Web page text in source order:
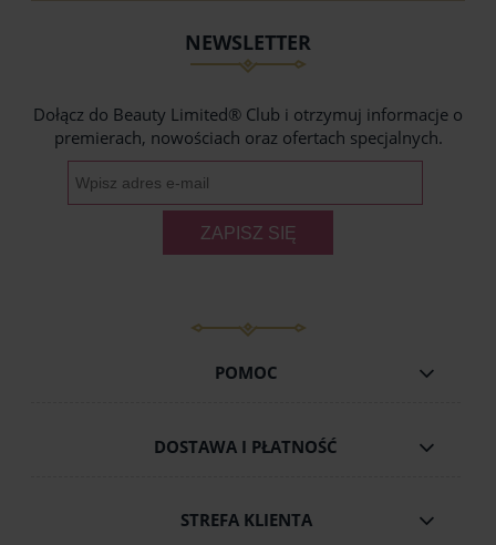
NEWSLETTER
Dołącz do Beauty Limited® Club i otrzymuj informacje o
premierach, nowościach oraz ofertach specjalnych.
ZAPISZ SIĘ
POMOC
DOSTAWA I PŁATNOŚĆ
STREFA KLIENTA